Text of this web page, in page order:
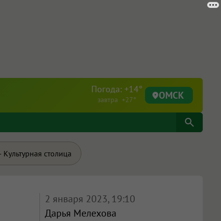
Погода: +14°
завтра +27° ОМСК
столица
2 января 2023, 19:10
Дарья Мелехова